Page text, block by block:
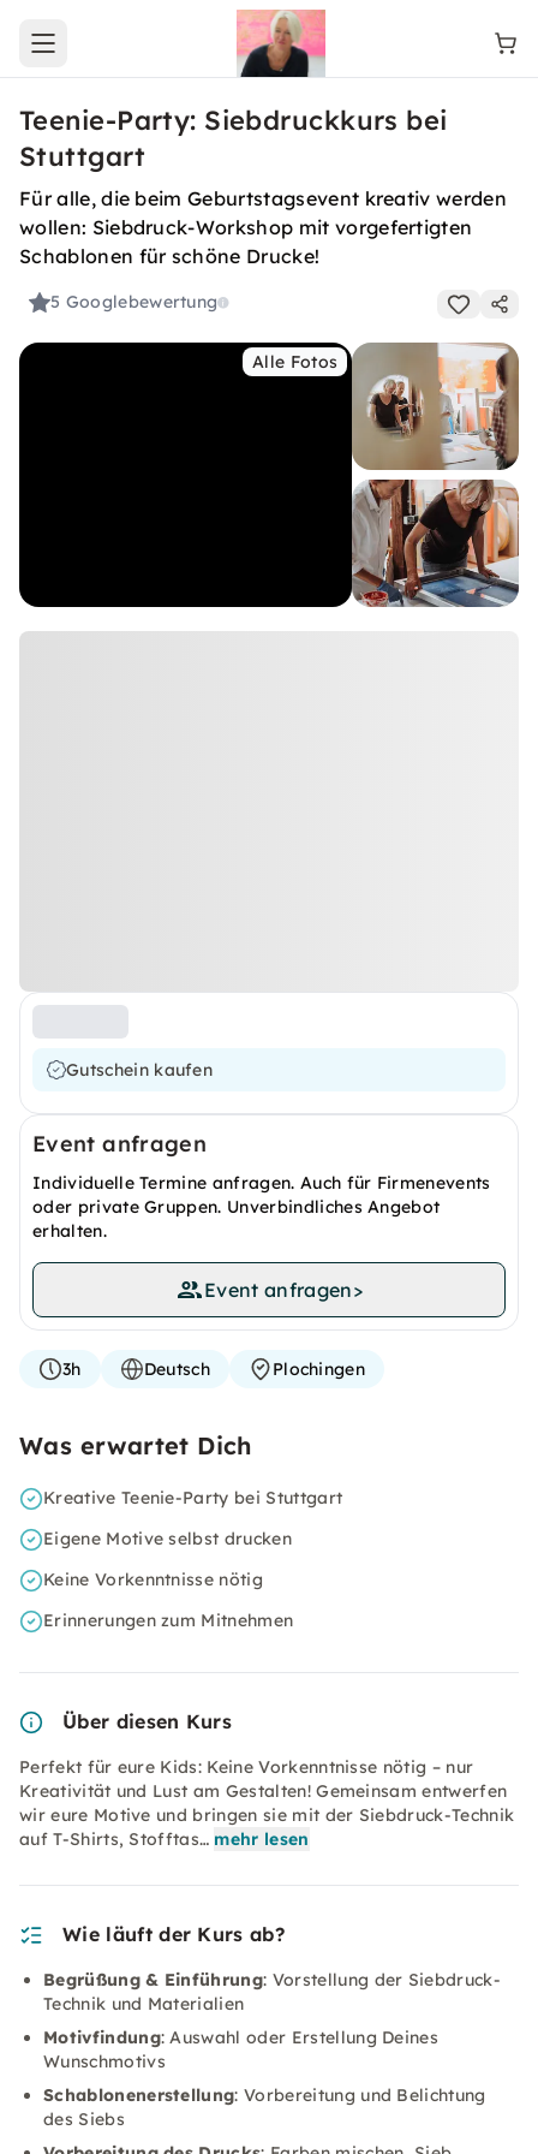
Open main menu
Teenie-Party: Siebdruckkurs bei
Stuttgart
Für alle, die beim Geburtstagsevent kreativ werden
wollen: Siebdruck-Workshop mit vorgefertigten
Schablonen für schöne Drucke!
5 Googlebewertung
Alle Fotos
Gutschein kaufen
Event anfragen
Individuelle Termine anfragen. Auch für Firmenevents
oder private Gruppen. Unverbindliches Angebot
erhalten.
Event anfragen>
3h Deutsch Plochingen
Was erwartet Dich
Kreative Teenie-Party bei Stuttgart
Eigene Motive selbst drucken
Keine Vorkenntnisse nötig
Erinnerungen zum Mitnehmen
Über diesen Kurs
Perfekt für eure Kids: Keine Vorkenntnisse nötig – nur
Kreativität und Lust am Gestalten! Gemeinsam entwerfen
wir eure Motive und bringen sie mit der Siebdruck-Technik
auf T-Shirts, Stofftas… mehr lesen
Wie läuft der Kurs ab?
Begrüßung & Einführung: Vorstellung der Siebdruck-
Technik und Materialien
Motivfindung: Auswahl oder Erstellung Deines
Wunschmotivs
Schablonenerstellung: Vorbereitung und Belichtung
des Siebs